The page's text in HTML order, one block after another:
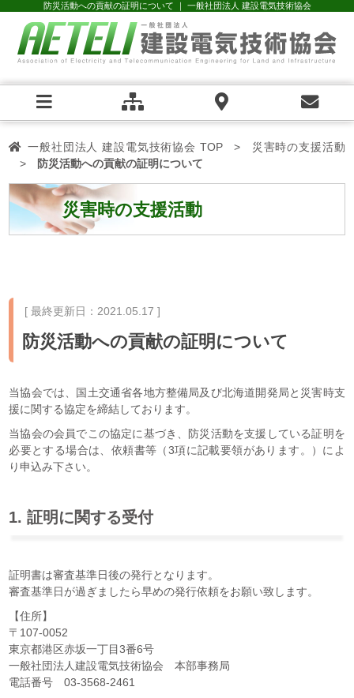
防災活動への貢献の証明について ｜ 一般社団法人 建設電気技術協会
一般社団法人 建設電気技術協会 TOP
災害時の支援活動
防災活動への貢献の証明について
災害時の支援活動
[ 最終更新日： 2021.05.17 ]
防災活動への貢献の証明について
当協会では、国土交通省各地方整備局及び北海道開発局と災害時支
援に関する協定を締結しております。
当協会の会員でこの協定に基づき、防災活動を支援している証明を
必要とする場合は、依頼書等（3項に記載要領があります。）によ
り申込み下さい。
1. 証明に関する受付
証明書は審査基準日後の発行となります。
審査基準日が過ぎましたら早めの発行依頼をお願い致します。
【住所】
〒107-0052
東京都港区赤坂一丁目3番6号
一般社団法人建設電気技術協会 本部事務局
電話番号 03-3568-2461